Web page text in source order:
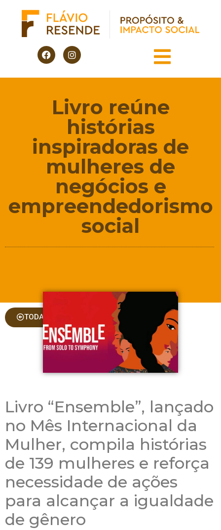
Livro reúne
histórias
inspiradoras de
mulheres de
negócios e
empreendedorismo
social
TODAS AS COLUNAS
Livro “Ensemble”, lançado
no Mês Internacional da
Mulher, compila histórias
de 139 mulheres e reforça
necessidade de ações
para alcançar a igualdade
de gênero